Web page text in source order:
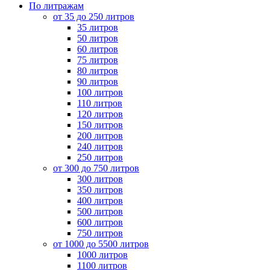
По литражам
от 35 до 250 литров
35 литров
50 литров
60 литров
75 литров
80 литров
90 литров
100 литров
110 литров
120 литров
150 литров
200 литров
240 литров
250 литров
от 300 до 750 литров
300 литров
350 литров
400 литров
500 литров
600 литров
750 литров
от 1000 до 5500 литров
1000 литров
1100 литров